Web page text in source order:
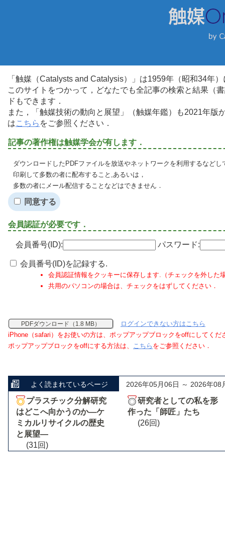
「触媒（Catalysts and Catalysis）」は1959年（昭和34年
このサイトをつかって，どなたでも全記事の検索と結果（
ドもできます．
また，「触媒技術の動向と展望」（触媒年鑑）も2021年
はこちら をご参照ください．
記事の著作権は触媒学会が有します．
ダウンロードしたPDFファイルを放送やネットワークを利用するなど
印刷して多数の者に配布すること,あるいは，
多数の者にメール配信することなどはできません．
同意する
会員認証が必要です．
会員番号(ID): パスワード:
会員番号(ID)を記録する.
会員認証情報をクッキーに保存します.（チェックを外した
共用のパソコンの場合は、チェックをはずしてください．
PDFダウンロード（1.8 MB）
ログインできない方はこちら
iPhone（safari）をお使いの方は、ポップアップブロックをoffにしてくだ
ポップアップブロックをoffにする方法は、 こちら をご参照ください．
よく読まれているページ 2026年05月06日 ～ 2026年08
プラスチック分解研究
はどこへ向かうのか―ケ
ミカルリサイクルの歴史
と展望―
(31回)
研究者としての私を形
作った「師匠」たち
(26回)